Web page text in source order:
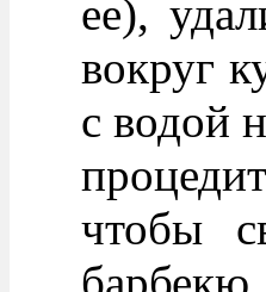
ее),
вокруг
с водой
чтобы